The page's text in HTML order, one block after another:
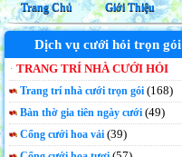
Trang Chủ Giới Thiệu
Dịch vụ cưới hỏi trọn gói
TRANG TRÍ NHÀ CƯỚI HỎI
Trang trí nhà cưới trọn gói (168)
Bàn thờ gia tiên ngày cưới (49)
Cổng cưới hoa vải (39)